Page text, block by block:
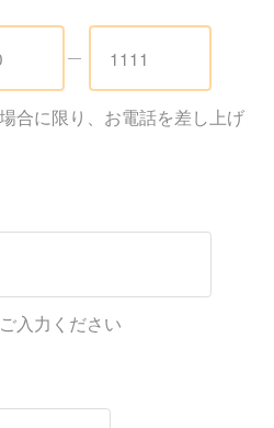
合に限り、お電話を差し上げ
入力ください